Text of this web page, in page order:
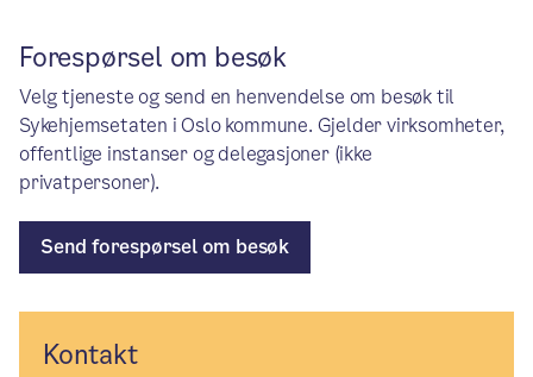
Forespørsel om besøk
Velg tjeneste og send en henvendelse om besøk til
Sykehjemsetaten i Oslo kommune. Gjelder virksomheter,
offentlige instanser og delegasjoner (ikke
privatpersoner).
Send forespørsel om besøk
Kontakt